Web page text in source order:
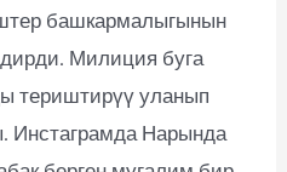
башкармалыгынын
Милиция буга
териштирүү уланып
Инстаграмда Нарында